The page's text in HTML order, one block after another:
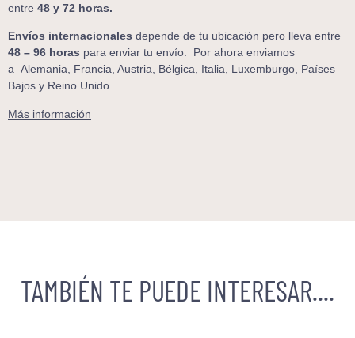
entre 48 y 72 horas.
Envíos internacionales depende de tu ubicación pero lleva entre
48 – 96 horas para enviar tu envío. Por ahora enviamos
a Alemania, Francia, Austria, Bélgica, Italia, Luxemburgo, Países
Bajos y Reino Unido.
Más información
TAMBIÉN TE PUEDE INTERESAR....